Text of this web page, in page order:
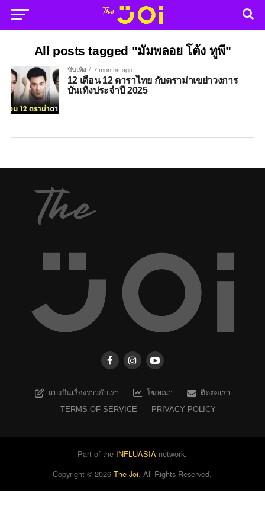
All posts tagged "มัมพลอย โต้ง ทูพี"
บันเทิง 7 months ago
12 เดือน 12 ดาราไทย กับดราม่าเขย่าวงการ
บันเทิงประจำปี 2025
แบ่งปันเรื่องราวกับเรา โฆษณา
ติดต่อเรา
TERMS OF SERVICE
PRIVACY POLICY
Part of the INFLUASIA network.
Copyright ©2026 The Joi. All Rights Reserved.